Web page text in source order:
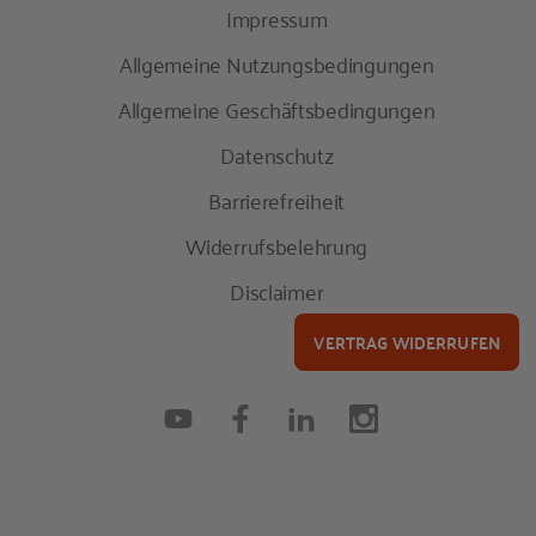
Impressum
Allgemeine Nutzungsbedingungen
Allgemeine Geschäftsbedingungen
Datenschutz
Barrierefreiheit
Widerrufsbelehrung
Disclaimer
VERTRAG WIDERRUFEN